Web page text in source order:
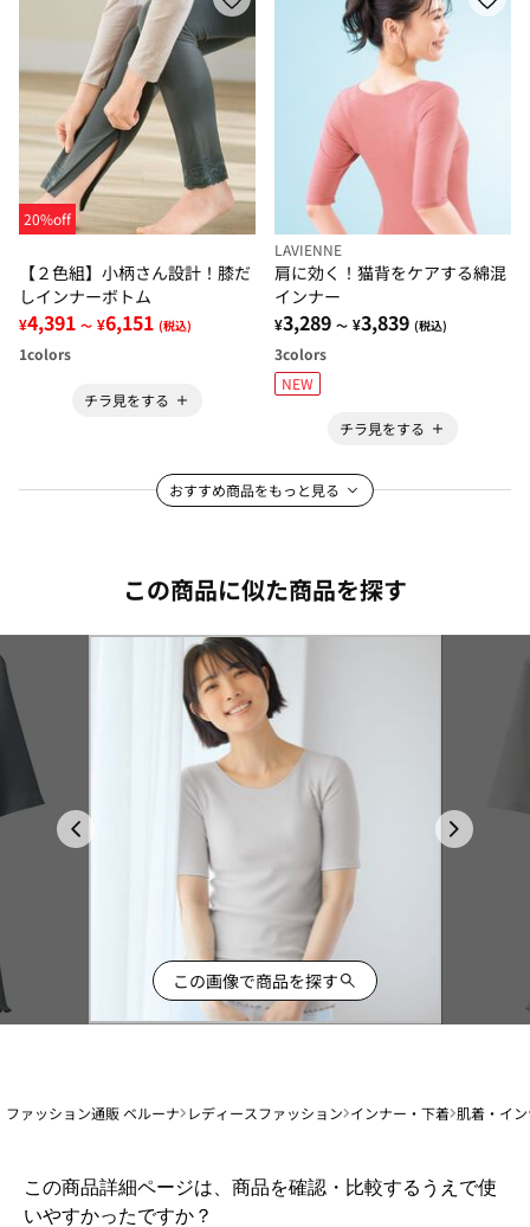
20%off
【２色組】小柄さん設計！膝だ
しインナーボトム
¥4,391 ～ ¥6,151 (税込)
1colors
チラ見をする
LAVIENNE
肩に効く！猫背をケアする綿混
インナー
¥3,289 ～ ¥3,839 (税込)
3colors
NEW
チラ見をする
おすすめ商品をもっと見る
この商品に似た商品を探す
この画像で商品を探す
ファッション通販 ベルーナ レディースファッション インナー・下着 肌着・イ
この商品詳細ページは、商品を確認・比較するうえで使
いやすかったですか？
1
か